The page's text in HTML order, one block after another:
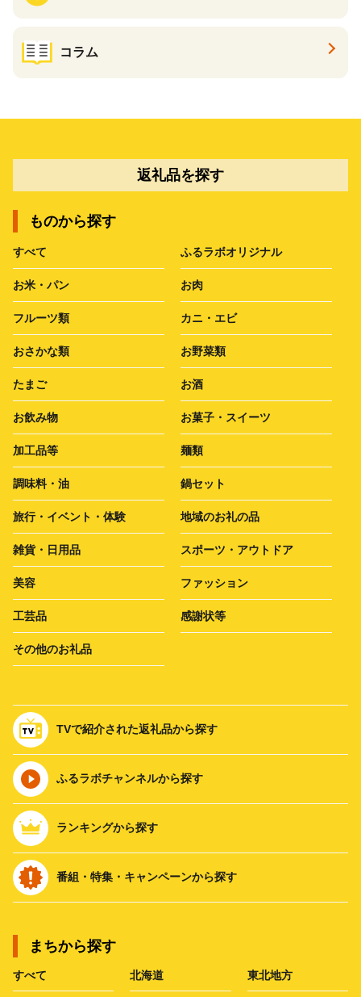
コラム
返礼品を探す
ものから探す
すべて ふるラボオリジナル
お米・パン お肉
フルーツ類 カニ・エビ
おさかな類 お野菜類
たまご お酒
お飲み物 お菓子・スイーツ
加工品等 麺類
調味料・油 鍋セット
旅行・イベント・体験 地域のお礼の品
雑貨・日用品 スポーツ・アウトドア
美容 ファッション
工芸品 感謝状等
その他のお礼品
TVで紹介された返礼品から探す
ふるラボチャンネルから探す
ランキングから探す
番組・特集・キャンペーンから探す
まちから探す
すべて 北海道 東北地方